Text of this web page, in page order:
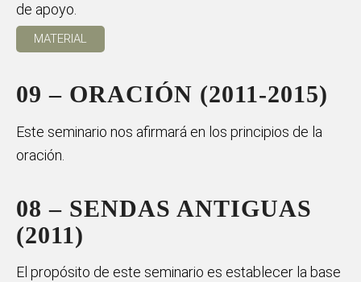
de apoyo.
MATERIAL
09 – ORACIÓN (2011-2015)
Este seminario nos afirmará en los principios de la
oración.
08 – SENDAS ANTIGUAS
(2011)
El propósito de este seminario es establecer la base